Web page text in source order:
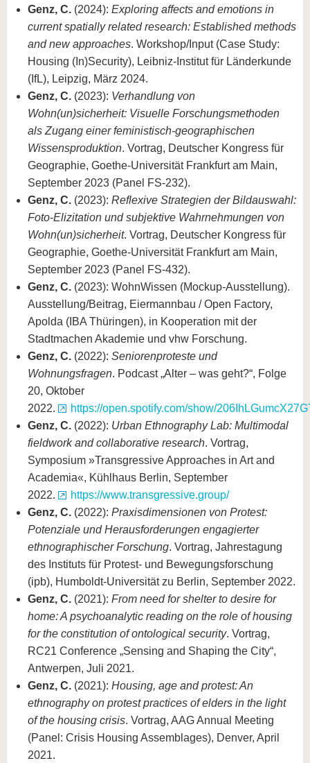
Genz, C. (2024): Exploring affects and emotions in
current spatially related research: Established methods
and new approaches. Workshop/Input (Case Study:
Housing (In)Security), Leibniz-Institut für Länderkunde
(IfL), Leipzig, März 2024.
Genz, C. (2023): Verhandlung von
Wohn(un)sicherheit: Visuelle Forschungsmethoden
als Zugang einer feministisch-geographischen
Wissensproduktion. Vortrag, Deutscher Kongress für
Geographie, Goethe-Universität Frankfurt am Main,
September 2023 (Panel FS-232).
Genz, C. (2023): Reflexive Strategien der Bildauswahl:
Foto-Elizitation und subjektive Wahrnehmungen von
Wohn(un)sicherheit. Vortrag, Deutscher Kongress für
Geographie, Goethe-Universität Frankfurt am Main,
September 2023 (Panel FS-432).
Genz, C. (2023): WohnWissen (Mockup-Ausstellung).
Ausstellung/Beitrag, Eiermannbau / Open Factory,
Apolda (IBA Thüringen), in Kooperation mit der
Stadtmachen Akademie und vhw Forschung.
Genz, C. (2022): Seniorenproteste und
Wohnungsfragen. Podcast „Alter – was geht?“, Folge
20, Oktober
2022.
https://open.spotify.com/show/
Genz, C. (2022): Urban Ethnography Lab: Multimodal
fieldwork and collaborative research. Vortrag,
Symposium »Transgressive Approaches in Art and
Academia«, Kühlhaus Berlin, September
2022.
https://www.transgressive.group/
Genz, C. (2022): Praxisdimensionen von Protest:
Potenziale und Herausforderungen engagierter
ethnographischer Forschung. Vortrag, Jahrestagung
des Instituts für Protest- und Bewegungsforschung
(ipb), Humboldt-Universität zu Berlin, September 2022.
Genz, C. (2021): From need for shelter to desire for
home: A psychoanalytic reading on the role of housing
for the constitution of ontological security. Vortrag,
RC21 Conference „Sensing and Shaping the City“,
Antwerpen, Juli 2021.
Genz, C. (2021): Housing, age and protest: An
ethnography on protest practices of elders in the light
of the housing crisis. Vortrag, AAG Annual Meeting
(Panel: Crisis Housing Assemblages), Denver, April
2021.